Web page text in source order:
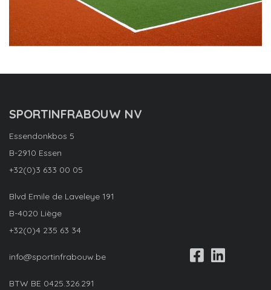
SPORTINFRABOUW NV
Essendonkbos 5
B-2910 Essen
+32(0)3 633 00 05
Blvd Emile de Laveleye 191
B-4020 Liège
+32(0)4 235 63 34
info@sportinfrabouw.be
BTW BE 0425.326.291